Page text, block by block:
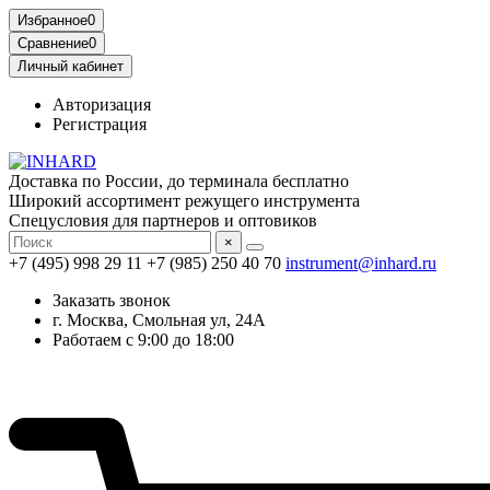
Избранное0
Сравнение0
Личный кабинет
Авторизация
Регистрация
Доставка по России, до терминала бесплатно
Широкий ассортимент режущего инструмента
Спецусловия для партнеров и оптовиков
×
+7 (495) 998 29 11 +7 (985) 250 40 70 instrument@inhard.ru
Заказать звонок
г. Москва, Смольная ул, 24А
Работаем с 9:00 до 18:00